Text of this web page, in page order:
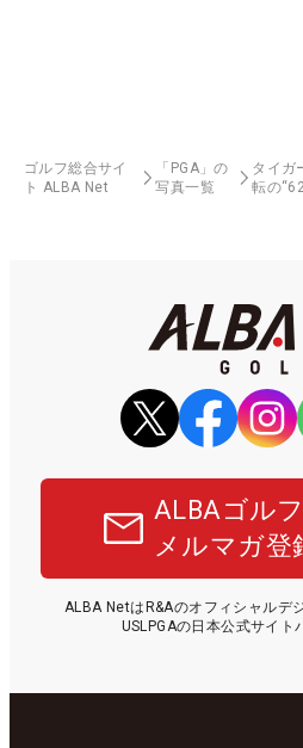
ゴルフ総合サイ
ト ALBA Net
「PGA」の
写真一覧
タイガ
転の
ALBAゴル
メルマガ登
ALBA NetはR&Aのオフィシャルデ
USLPGAの日本公式サイト